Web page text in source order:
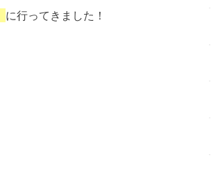
に行ってきました！